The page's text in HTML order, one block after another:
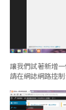
讓我們試著新增
請在網誌網路控